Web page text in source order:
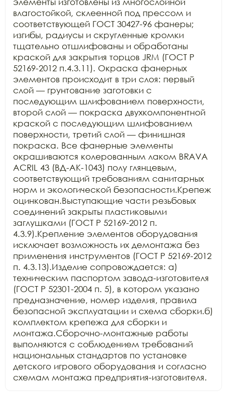
влагостойкой, склеенной под прессом и
соответствующей ГОСТ 30427-96 фанеры;
изгибы, радиусы и скругленные кромки
тщательно отшлифованы и обработаны
краской для закрытия торцов JRM (ГОСТ Р
52169-2012 п.4.3.11). Окраска фанерных
элементов происходит в три слоя: первый
слой — грунтование заготовки с
последующим шлифованием поверхности,
второй слой — покраска двухкомпонентной
краской с последующим шлифованием
поверхности, третий слой — финишная
покраска. Все фанерные элементы
окрашиваются колерованным лаком BRAVA
ACRIL 43 (ВД-АК-1043) полу глянцевым,
соответствующий требованиям санитарных
норм и экологической безопасности.Крепеж
оцинкован.Выступающие части резьбовых
соединений закрыты пластиковыми
заглушками (ГОСТ Р 52169-2012 п.
4.3.9).Крепление элементов оборудования
исключает возможность их демонтажа без
применения инструментов (ГОСТ Р 52169-2012
п. 4.3.13).Изделие сопровождается: а)
техническим паспортом завода-изготовителя
(ГОСТ Р 52301-2004 п. 5), в котором указано
предназначение, номер изделия, правила
безопасной эксплуатации и схема сборки.б)
комплектом крепежа для сборки и
монтажа.Сборочно-монтажные работы
выполняются с соблюдением требований
национальных стандартов по установке
детского игрового оборудования и согласно
схемам монтажа предприятия-изготовителя.